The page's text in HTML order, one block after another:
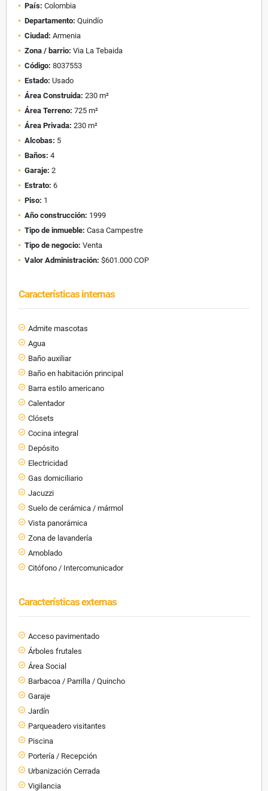
País: Colombia
Departamento: Quindío
Ciudad: Armenia
Zona / barrio: Via La Tebaida
Código: 8037553
Estado: Usado
Área Construida: 230 m²
Área Terreno: 725 m²
Área Privada: 230 m²
Alcobas: 5
Baños: 4
Garaje: 2
Estrato: 6
Piso: 1
Año construcción: 1999
Tipo de inmueble: Casa Campestre
Tipo de negocio: Venta
Valor Administración: $601.000 COP
Características internas
Admite mascotas
Agua
Baño auxiliar
Baño en habitación principal
Barra estilo americano
Calentador
Clósets
Cocina integral
Depósito
Electricidad
Gas domiciliario
Jacuzzi
Suelo de cerámica / mármol
Vista panorámica
Zona de lavandería
Amoblado
Citófono / Intercomunicador
Características externas
Acceso pavimentado
Árboles frutales
Área Social
Barbacoa / Parrilla / Quincho
Garaje
Jardín
Parqueadero visitantes
Piscina
Portería / Recepción
Urbanización Cerrada
Vigilancia